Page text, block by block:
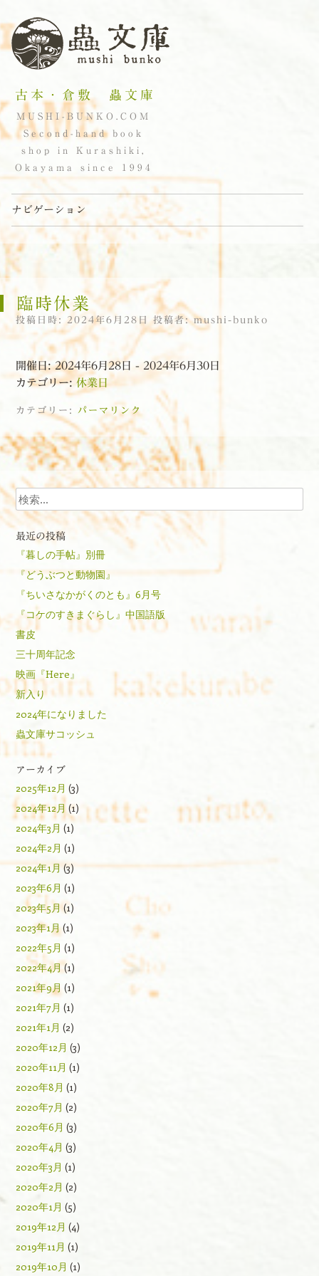
古本・倉敷 蟲文庫
MUSHI-BUNKO.COM
Second-hand book
shop in Kurashiki,
Okayama since 1994
ナビゲーション
コンテンツへスキップ
臨時休業
投稿日時: 2024年6月28日 投稿者:mushi-bunko
開催日: 2024年6月28日 - 2024年6月30日
カテゴリー: 休業日
カテゴリー: パーマリンク
投稿ナビゲーション
検索
最近の投稿
『暮しの手帖』別冊
『どうぶつと動物園』
『ちいさなかがくのとも』6月号
『コケのすきまぐらし』中国語版
書皮
三十周年記念
映画『Here』
新入り
2024年になりました
蟲文庫サコッシュ
アーカイブ
2025年12月 (3)
2024年12月 (1)
2024年3月 (1)
2024年2月 (1)
2024年1月 (3)
2023年6月 (1)
2023年5月 (1)
2023年1月(1)
2022年5月 (1)
2022年4月(1)
2021年9月 (1)
2021年7月 (1)
2021年1月 (2)
2020年12月 (3)
2020年11月 (1)
2020年8月 (1)
2020年7月 (2)
2020年6月 (3)
2020年4月 (3)
2020年3月 (1)
2020年2月 (2)
2020年1月 (5)
2019年12月 (4)
2019年11月 (1)
2019年10月 (1)